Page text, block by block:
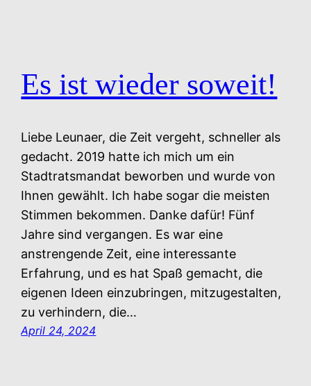
Es ist wieder soweit!
Liebe Leunaer, die Zeit vergeht, schneller als
gedacht. 2019 hatte ich mich um ein
Stadtratsmandat beworben und wurde von
Ihnen gewählt. Ich habe sogar die meisten
Stimmen bekommen. Danke dafür! Fünf
Jahre sind vergangen. Es war eine
anstrengende Zeit, eine interessante
Erfahrung, und es hat Spaß gemacht, die
eigenen Ideen einzubringen, mitzugestalten,
zu verhindern, die…
April 24, 2024